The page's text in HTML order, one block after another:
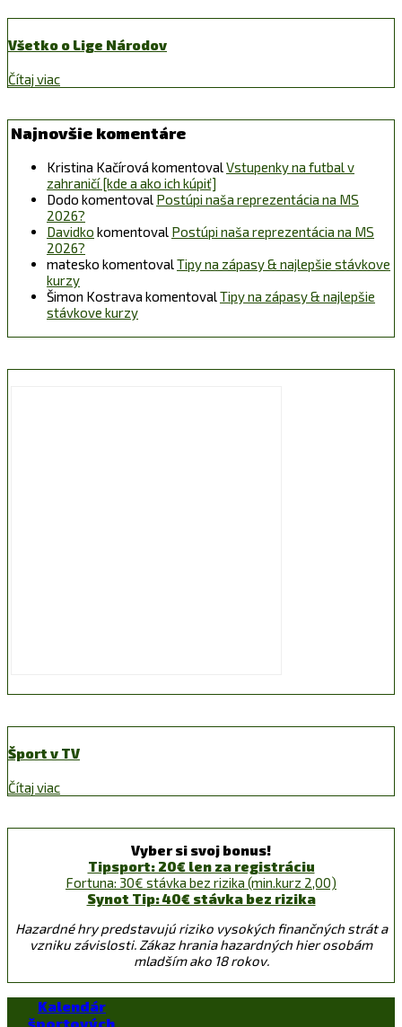
Všetko o Lige Národov
Čítaj viac
Najnovšie komentáre
Kristina Kačírová komentovalVstupenky na futbal v
zahraničí [kde a ako ich kúpiť]
Dodo komentoval Postúpi naša reprezentácia na MS
2026?
Davidko komentoval Postúpi naša reprezentácia na MS
2026?
matesko komentovalTipy na zápasy & najlepšie stávkove
kurzy
Šimon Kostrava komentovalTipy na zápasy & najlepšie
stávkove kurzy
Šport v TV
Čítaj viac
Vyber si svoj bonus!
Tipsport: 20€ len za registráciu
Fortuna: 30€ stávka bez rizika (min.kurz 2,00)
Synot Tip: 40€ stávka bez rizika
Hazardné hry predstavujú riziko vysokých finančných strát a
vzniku závislosti. Zákaz hrania hazardných hier osobám
mladším ako 18 rokov.
Kalendár
športových